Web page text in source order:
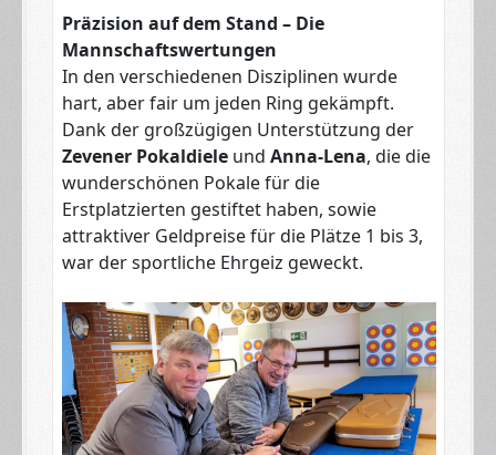
Präzision auf dem Stand – Die
Mannschaftswertungen
In den verschiedenen Disziplinen wurde
hart, aber fair um jeden Ring gekämpft.
Dank der großzügigen Unterstützung der
Zevener Pokaldieleund Anna-Lena, die die
wunderschönen Pokale für die
Erstplatzierten gestiftet haben, sowie
attraktiver Geldpreise für die Plätze 1 bis 3,
war der sportliche Ehrgeiz geweckt.